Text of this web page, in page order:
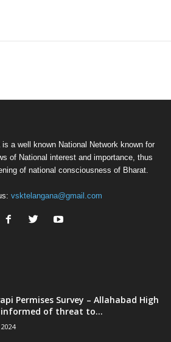
a well known National Network known for
of National interest and importance, thus
of national consciousness of Bharat.
vsktelangana@gmail.com
Permises Survey – Allahabad High
of threat to...